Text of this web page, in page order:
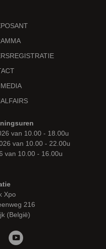
van 10.00 - 18.00u
van 10.00 - 22.00u
van 10.00 - 16.00u
Xpo
216
(België)